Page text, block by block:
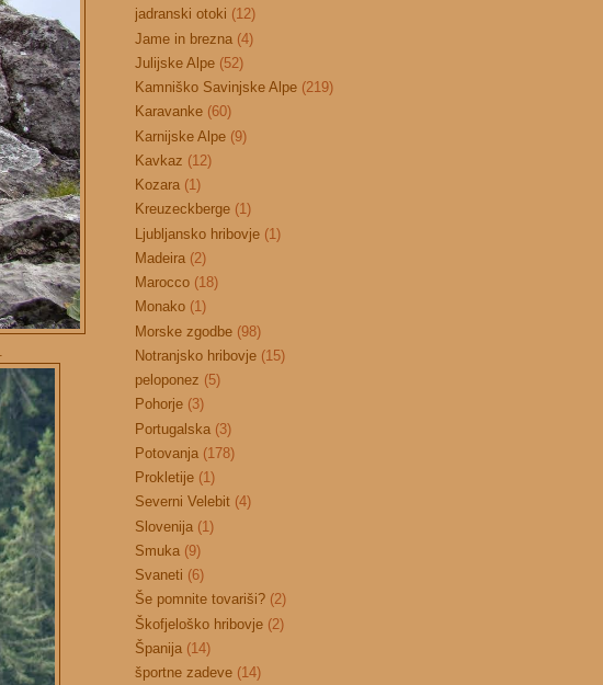
jadranski otoki (12)
Jame in brezna (4)
Julijske Alpe (52)
Kamniško Savinjske Alpe (219)
Karavanke (60)
Karnijske Alpe (9)
Kavkaz (12)
Kozara (1)
Kreuzeckberge (1)
Ljubljansko hribovje (1)
Madeira (2)
Marocco (18)
Monako (1)
Morske zgodbe (98)
Notranjsko hribovje (15)
peloponez (5)
Pohorje (3)
Portugalska (3)
Potovanja (178)
Prokletije (1)
Severni Velebit (4)
Slovenija (1)
Smuka (9)
Svaneti (6)
Še pomnite tovariši? (2)
Škofjeloško hribovje (2)
Španija (14)
športne zadeve (14)